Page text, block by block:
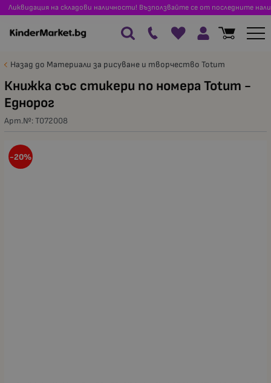
Ликвидация на складови наличности! Възползвайте се от последните
Назад до Материали за рисуване и творчество Totum
Книжка със стикери по номера Totum -
Еднорог
Арт.№:T072008
-20%